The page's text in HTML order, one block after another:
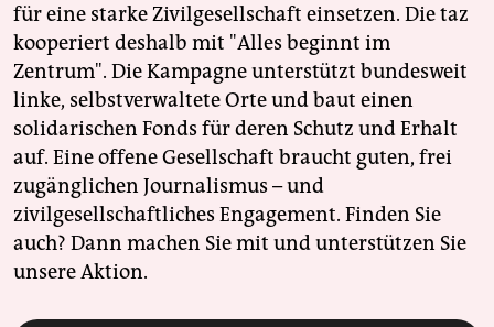
für eine starke Zivilgesellschaft einsetzen. Die taz
kooperiert deshalb mit "Alles beginnt im
Zentrum". Die Kampagne unterstützt bundesweit
linke, selbstverwaltete Orte und baut einen
solidarischen Fonds für deren Schutz und Erhalt
auf. Eine offene Gesellschaft braucht guten, frei
zugänglichen Journalismus – und
zivilgesellschaftliches Engagement. Finden Sie
auch? Dann machen Sie mit und unterstützen Sie
unsere Aktion.